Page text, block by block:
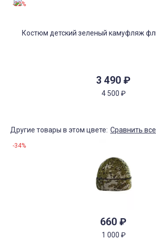
3 490 ₽
4 500 ₽
-22%
Другие товары в этом цвете: Сравнить все
660 ₽
1 000 ₽
-34%